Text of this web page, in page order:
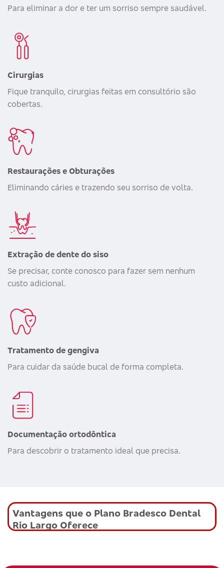
Para eliminar a dor e ter um sorriso sempre saudável.
Cirurgias
Fique tranquilo, cirurgias feitas em consultório são
cobertas.
Restaurações e Obturações
Eliminando cáries e trazendo seu sorriso de volta.
Extração de dente do siso
Se precisar, conte conosco para fazer sem nenhum
custo adicional.
Tratamento de gengiva
Para cuidar da saúde bucal de forma completa.
Documentação ortodôntica
Para descobrir o tratamento ideal que precisa.
Vantagens que o Plano Bradesco Dental
Rio Largo Oferece